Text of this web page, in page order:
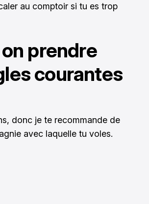
au comptoir si tu es trop
prendre
courantes
donc je te recommande de
avec laquelle tu voles.